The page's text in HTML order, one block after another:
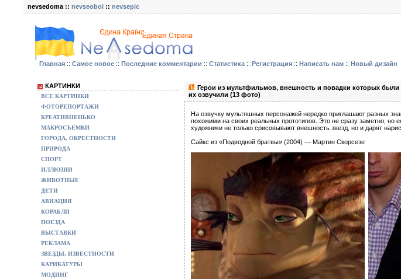
nevsedoma :: nevseoboi :: nevsepic
Главная :: Самое новое :: Последние комментарии :: Статистика :: Регистрация :: Написать нам :: Новый дизайн
КАРТИНКИ
ВСЕ КАРТИНКИ
ФОТОРЕПОРТАЖИ
КРЕАТИВНЕНЬКО
МАКРОСЪЕМКИ
ГОРОДА, ОКРЕСТНОСТИ
ПРИРОДА
СПОРТ
ИЛЛЮЗИИ
ЖИВОТНЫЕ
ДЕТИ
АВИАЦИЯ
КОРАБЛИ
ПОЕЗДА
ВЫСТАВКИ
РЕКЛАМА
ЗВЕЗДЫ, ИЗВЕСТНОСТИ
КАРИКАТУРЫ
МОДИНГ
Герои из мультфильмов, внешность и повадки которых были
их озвучили (13 фото)
На озвучку мультяшных персонажей нередко приглашают разных
похожими на своих реальных прототипов. Это не сразу заметно, но
художники не только срисовывают внешность звезд, но и дарят
Сайкс из «Подводной братвы» (2004) — Мартин Скорсезе